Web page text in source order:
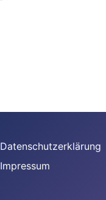
Datenschutzerklärung
Impressum